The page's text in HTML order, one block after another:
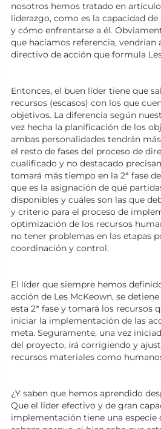
nosotros hemos tratado en
liderazgo, como es la capacidad
y cómo enfrentarse a él.
que hacíamos referencia, vendrían
directivo de acción que formula
Entonces, el buen líder tiene que
recursos (escasos) con los que
objetivos. La diferencia según
vez hecha la planificación de los
ambas personalidades tendrán
el resto de fases del proceso de
cualificado y no destacado
tomará más tiempo en la 2ª fase
que es la asignación de qué
disponibles y cuáles son las que
y criterio para el proceso de
optimización de los recursos
no tener problemas en las etapas
coordinación y control.
El líder que siempre hemos
acción de Les McKeown, se
esta 2ª fase y tomará los recursos
iniciar la implementación de las
meta. Seguramente, una vez
del proyecto, irá corrigiendo y
recursos materiales como
¿Y saben que hemos aprendido
Que el líder efectivo y de gran
implementación tiene una especie